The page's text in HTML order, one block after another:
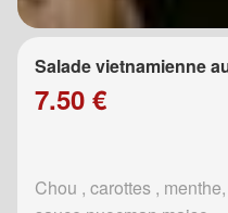
Salade vietnamienne
7.50 €
Chou , carottes ,